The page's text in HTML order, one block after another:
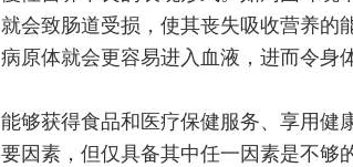
就会致肠道受损，使其丧失吸收营养的
病原体就会更容易进入血液，进而令身
能够获得食品和医疗保健服务、享用健
要因素，但仅具备其中任一因素是不够